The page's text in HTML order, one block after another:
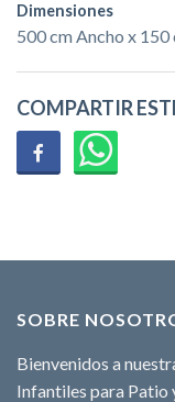
Dimensiones
500 cm Ancho x
COMPARTIR
SOBRE
Bienvenidos a
Infantiles para Patio